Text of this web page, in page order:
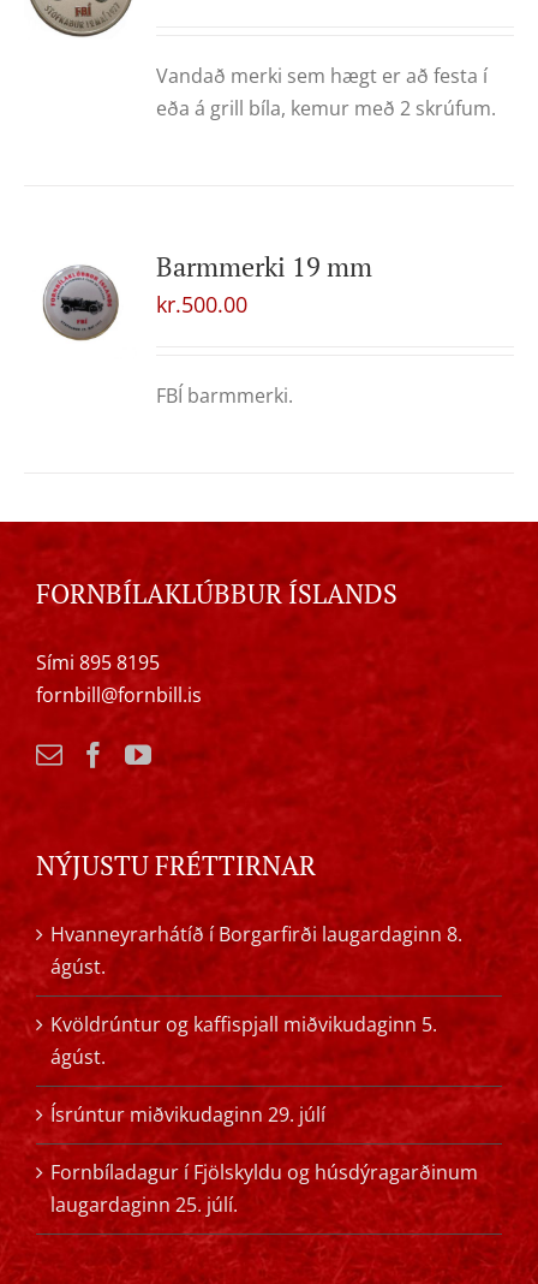
Vandað merki sem hægt er að festa í
eða á grill bíla, kemur með 2 skrúfum.
Barmmerki 19 mm
kr.500.00
FBÍ barmmerki.
FORNBÍLAKLÚBBUR ÍSLANDS
Sími 895 8195
fornbill@fornbill.is
NÝJUSTU FRÉTTIRNAR
Hvanneyrarhátíð í Borgarfirði laugardaginn 8.
ágúst.
Kvöldrúntur og kaffispjall miðvikudaginn 5.
ágúst.
Ísrúntur miðvikudaginn 29. júlí
Fornbíladagur í Fjölskyldu og húsdýragarðinum
laugardaginn 25. júlí.